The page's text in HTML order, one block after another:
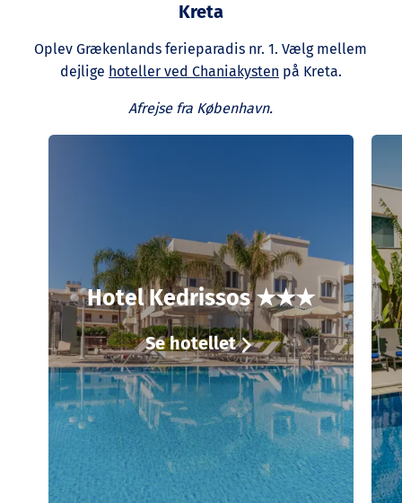
Kreta
Oplev Grækenlands ferieparadis nr. 1. Vælg mellem
dejlige hoteller ved Chaniakysten på Kreta.
Afrejse fra København.
Hotel Kedrissos ★★★
Se hotellet